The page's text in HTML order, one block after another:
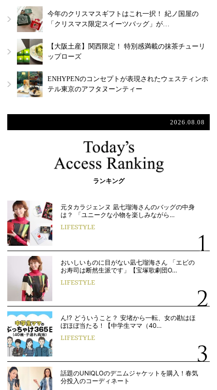
今年のクリスマスギフトはこれ一択！ 紀ノ国屋の
「クリスマス限定スイーツバッグ」が…
【大阪土産】関西限定！ 特別感満載の抹茶チューリ
ップローズ
ENHYPENのコンセプトが表現されたウェスティンホ
テル東京のアフタヌーンティー
2026.08.08
ランキング
元タカラジェンヌ 凪七瑠海さんのバッグの中身
は？ 「ユニークな小物を楽しみながら…
LIFESTYLE
おいしいものに目がない凪七瑠海さん 「エビの
お寿司は断然生派です」【宝塚歌劇団O…
LIFESTYLE
ん!? どういうこと？ 安堵から一転、女の勘はほ
ぼほぼ当たる！【中学生ママ（40…
LIFESTYLE
話題のUNIQLOのデニムジャケットを購入！春気
分投入のコーディネート